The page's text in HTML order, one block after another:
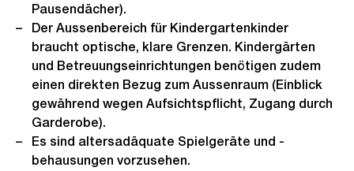
Pausendächer).
Der Aussenbereich für Kindergartenkinder
braucht optische, klare Grenzen. Kindergärten
und Betreuungseinrichtungen benötigen zudem
einen direkten Bezug zum Aussenraum (Einblick
gewährend wegen Aufsichtspflicht, Zugang durch
Garderobe).
Es sind altersadäquate Spielgeräte und -
behausungen vorzusehen.